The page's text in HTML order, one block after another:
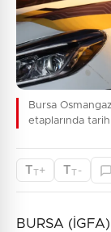
Bursa
etaplarında
TT+ TT -
BURSA